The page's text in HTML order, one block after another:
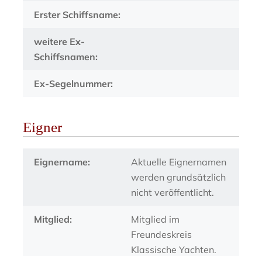
Erster Schiffsname:
weitere Ex-
Schiffsnamen:
Ex-Segelnummer:
Eigner
Eignername:
Aktuelle Eignernamen
werden grundsätzlich
nicht veröffentlicht.
Mitglied:
Mitglied im
Freundeskreis
Klassische Yachten.